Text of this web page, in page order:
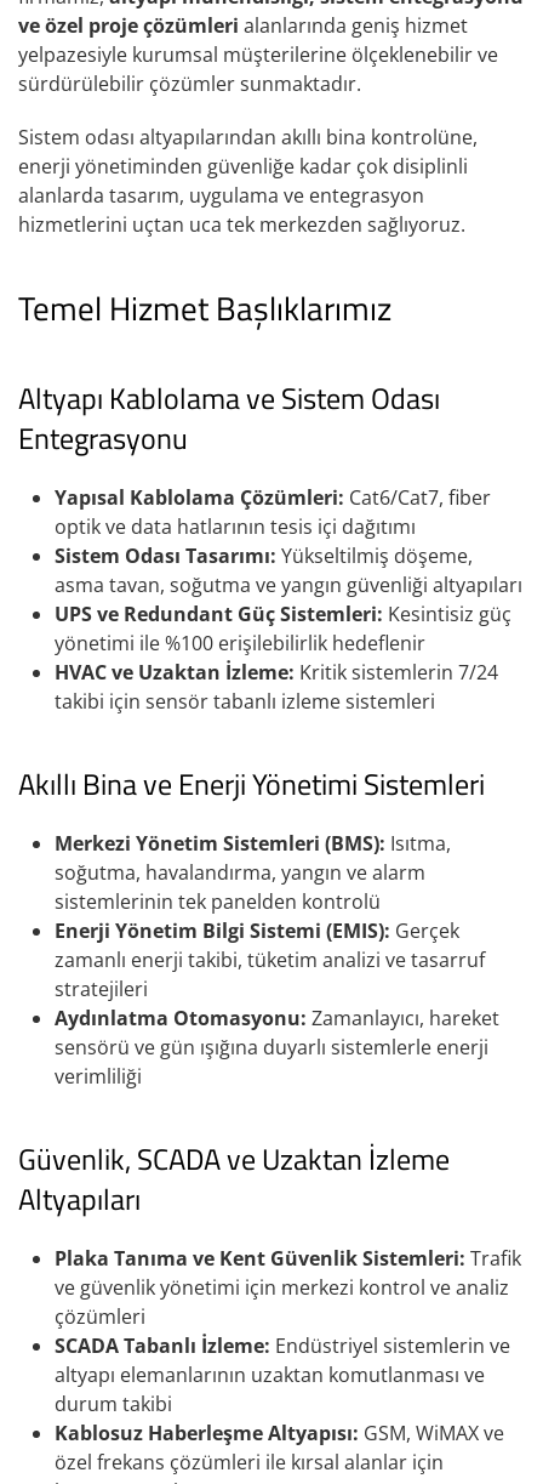
ve özel proje çözümleri alanlarında geniş hizmet
yelpazesiyle kurumsal müşterilerine ölçeklenebilir ve
sürdürülebilir çözümler sunmaktadır.
Sistem odası altyapılarından akıllı bina kontrolüne,
enerji yönetiminden güvenliğe kadar çok disiplinli
alanlarda tasarım, uygulama ve entegrasyon
hizmetlerini uçtan uca tek merkezden sağlıyoruz.
Temel Hizmet Başlıklarımız
Altyapı Kablolama ve Sistem Odası
Entegrasyonu
Yapısal Kablolama Çözümleri: Cat6/Cat7, fiber
optik ve data hatlarının tesis içi dağıtımı
Sistem Odası Tasarımı: Yükseltilmiş döşeme,
asma tavan, soğutma ve yangın güvenliği altyapıları
UPS ve Redundant Güç Sistemleri: Kesintisiz güç
yönetimi ile %100 erişilebilirlik hedeflenir
HVAC ve Uzaktan İzleme: Kritik sistemlerin 7/24
takibi için sensör tabanlı izleme sistemleri
Akıllı Bina ve Enerji Yönetimi Sistemleri
Merkezi Yönetim Sistemleri (BMS): Isıtma,
soğutma, havalandırma, yangın ve alarm
sistemlerinin tek panelden kontrolü
Enerji Yönetim Bilgi Sistemi (EMIS): Gerçek
zamanlı enerji takibi, tüketim analizi ve tasarruf
stratejileri
Aydınlatma Otomasyonu: Zamanlayıcı, hareket
sensörü ve gün ışığına duyarlı sistemlerle enerji
verimliliği
Güvenlik, SCADA ve Uzaktan İzleme
Altyapıları
Plaka Tanıma ve Kent Güvenlik Sistemleri: Trafik
ve güvenlik yönetimi için merkezi kontrol ve analiz
çözümleri
SCADA Tabanlı İzleme: Endüstriyel sistemlerin ve
altyapı elemanlarının uzaktan komutlanması ve
durum takibi
Kablosuz Haberleşme Altyapısı: GSM, WiMAX ve
özel frekans çözümleri ile kırsal alanlar için